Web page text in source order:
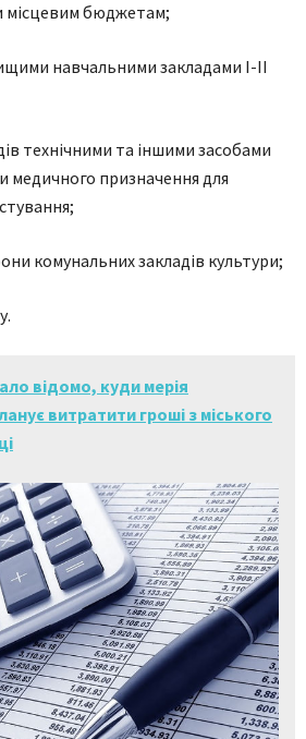
місцевим бюджетам;
навчальними закладами І-ІІ
технічними та іншими засобами
медичного призначення для
комунальних закладів культури;
відомо, куди мерія
витратити гроші з міського